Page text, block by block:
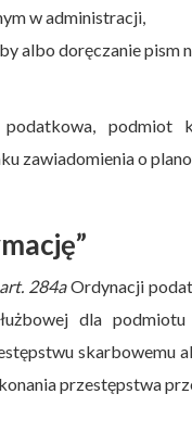
w administracji,
albo doręczanie pism
podatkowa,
zawiadomienia o
art. 284aOrdynacji
dla podmiotu
skarbowemu
przestępstwa